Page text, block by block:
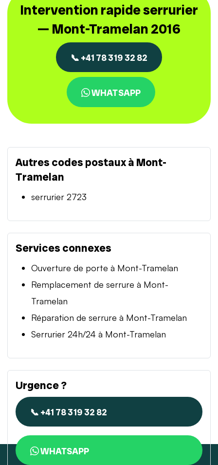
Intervention rapide serrurier
— Mont-Tramelan 2016
📞 +41 78 319 32 82
WHATSAPP
Autres codes postaux à Mont-
Tramelan
serrurier 2723
Services connexes
Ouverture de porte à Mont-Tramelan
Remplacement de serrure à Mont-
Tramelan
Réparation de serrure à Mont-Tramelan
Serrurier 24h/24 à Mont-Tramelan
Urgence ?
📞 +41 78 319 32 82
WHATSAPP